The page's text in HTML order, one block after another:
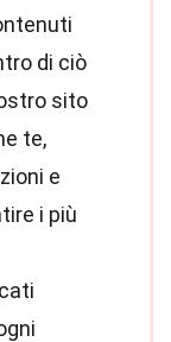
di ciò
sito
te,
e
i più